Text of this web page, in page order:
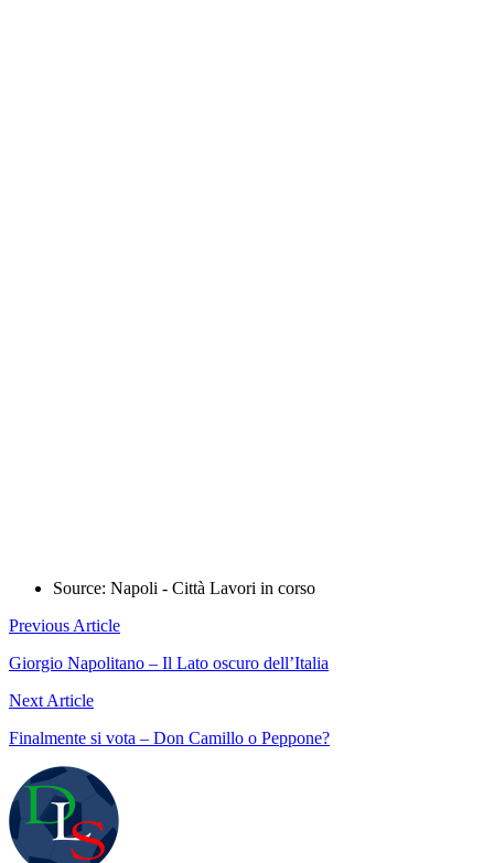
Source: Napoli - Città Lavori in corso
Previous Article
Giorgio Napolitano – Il Lato oscuro dell’Italia
Next Article
Finalmente si vota – Don Camillo o Peppone?